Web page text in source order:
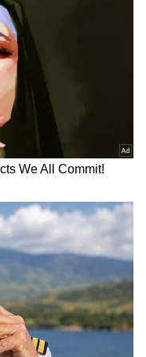
పడిపోయింది. ఆయన
కొంత డౌన్‌
అవి ఆడియెన్స్
చివరగా
కొట్టారు. ఆ వెంటనే
కానీ స్టయిలీష్‌